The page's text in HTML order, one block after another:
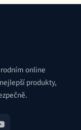
online
produkty,